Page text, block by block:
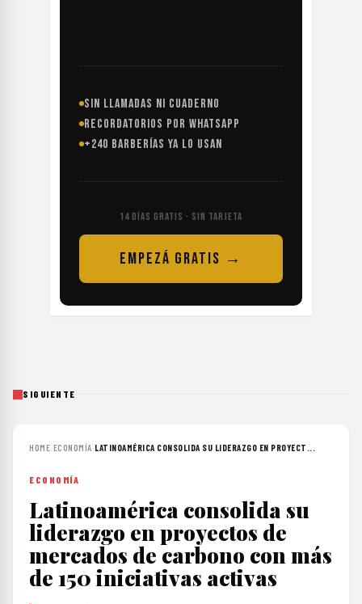
SIN LLAMADAS NI CUADERNO
RECORDATORIOS POR WHATSAPP
+240 BARBERÍAS YA LO USAN
14 DÍAS GRATIS · SIN TARJETA
EMPEZÁ GRATIS →
SIGUIENTE
HOME›ECONOMÍA›LATINOAMÉRICA CONSOLIDA SU LIDERAZGO EN PROYECT...
ECONOMÍA
Latinoamérica consolida su
liderazgo en proyectos de
mercados de carbono con más
de 150 iniciativas activas